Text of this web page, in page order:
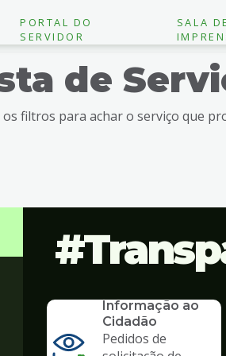
PORTAL DO
SERVIDOR
SALA DE
de
os filtros para achar o serviço que
Informação ao
Cidadão
Pedidos de